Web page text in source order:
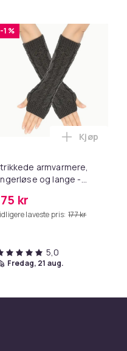
- Kongeblå - Ovale [130
-1 %
armvarmere,
og lange -
kr
laveste pris: 177 kr
Legg
Kjøp
5,0
fredag, 21 aug.